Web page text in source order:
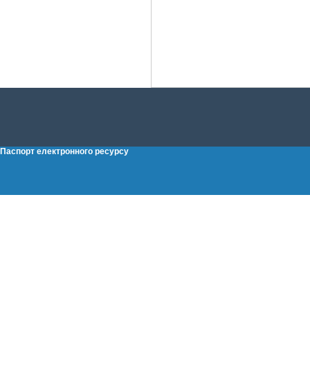
Паспорт електронного ресурсу